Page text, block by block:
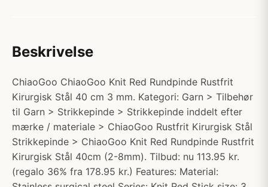
Beskrivelse
ChiaoGoo ChiaoGoo Knit Red Rundpinde Rustfrit
Kirurgisk Stål 40 cm 3 mm. Kategori: Garn > Tilbehør
til Garn > Strikkepinde > Strikkepinde inddelt efter
mærke / materiale > ChiaoGoo Rustfrit Kirurgisk Stål
Strikkepinde > ChiaoGoo Knit Red Rundpinde Rustfrit
Kirurgisk Stål 40cm (2-8mm). Tilbud: nu 113.95 kr.
(regalo 36% fra 178.95 kr.) Features: Material: